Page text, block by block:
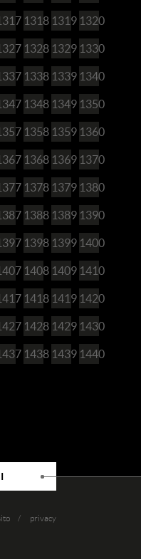
1318 1319 1320
1328 1329 1330
1338 1339 1340
1348 1349 1350
1358 1359 1360
1368 1369 1370
1378 1379 1380
1388 1389 1390
1398 1399 1400
1408 1409 1410
1418 1419 1420
1428 1429 1430
1438 1439 1440
/ privacy